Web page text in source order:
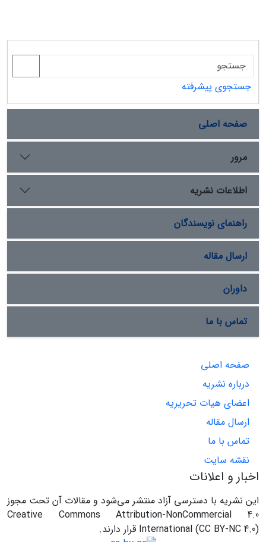
جستجوی پیشرفته
صفحه اصلی
مرور
اطلاعات نشریه
راهنمای نویسندگان
ارسال مقاله
داوران
تماس با ما
صفحه اصلی
درباره نشریه
اعضای هیات تحریریه
ارسال مقاله
تماس با ما
نقشه سایت
اخبار و اعلانات
این نشریه با دسترسی آزاد منتشر می‌شود و مقالات آن تحت مجوز
Creative Commons Attribution-NonCommercial 4.0
International (CC BY-NC 4.0) قرار دارند.